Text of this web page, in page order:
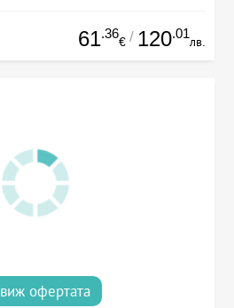
61.36
€ / 120.01
лв.
виж офертата